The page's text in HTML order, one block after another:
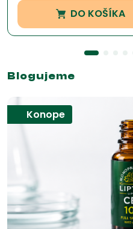
DO KOŠÍKA
Blogujeme
Konope